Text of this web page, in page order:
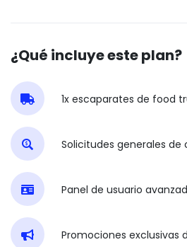
¿Qué incluye este plan?
1x escaparates de food
Solicitudes generales de
Panel de usuario
Promociones exclusivas